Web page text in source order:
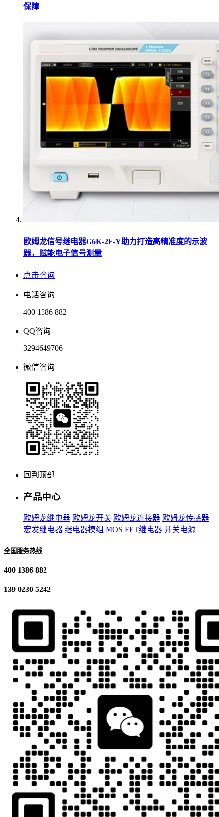
保障
欧姆龙信号继电器G6K-2F-Y助力打造高精准度的示波
器，赋能电子信号测量
点击咨询
电话咨询
400 1386 882
QQ咨询
3294649706
微信咨询
回到顶部
产品中心
欧姆龙继电器 欧姆龙开关 欧姆龙连接器 欧姆龙传感器
宏发继电器 继电器模组 MOS FET继电器 开关电源
全国服务热线
400 1386 882
139 0230 5242